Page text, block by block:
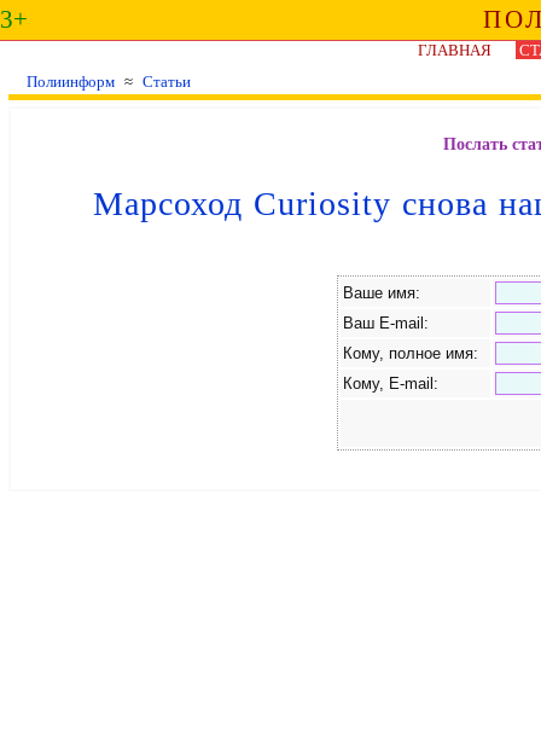
3+
ГЛАВНАЯ
Полиинформ ≈ Статьи
Послать
Марсоход Curiosity снова
Ваше имя:
Ваш E-mail:
Кому, полное имя:
Кому, E-mail: